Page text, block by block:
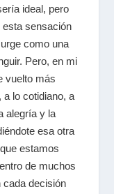
ideal, pero
esta sensación
como una
Pero, en mi
vuelto más
a lo cotidiano, a
alegría y la
esa otra
estamos
de muchos
cada decisión